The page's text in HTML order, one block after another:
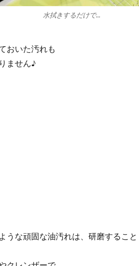
水拭きするだけで…
おいた汚れも
ません♪
うな頑固な油汚れは、研磨すること